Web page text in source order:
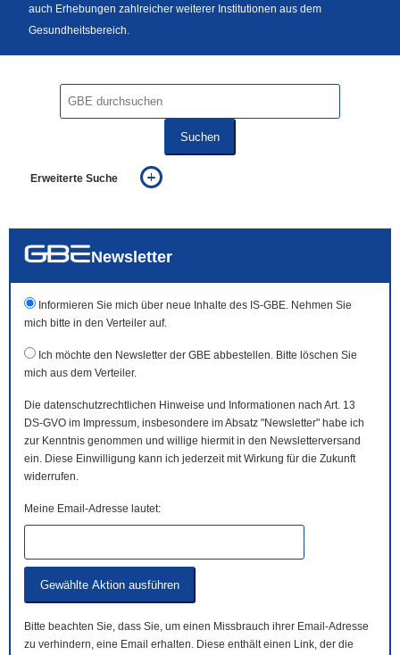
auch Erhebungen zahlreicher weiterer Institutionen aus dem
Gesundheitsbereich.
Suchen
Erweiterte Suche
auch in allen Texten suchen (Volltextsuche)
Newsletter
Informieren Sie mich über neue Inhalte des IS-GBE. Nehmen Sie
mich bitte in den Verteiler auf.
Ich möchte den Newsletter der GBE abbestellen. Bitte löschen Sie
mich aus dem Verteiler.
Die datenschutzrechtlichen Hinweise und Informationen nach Art. 13
DS-GVO im Impressum, insbesondere im Absatz "Newsletter" habe ich
zur Kenntnis genommen und willige hiermit in den Newsletterversand
ein. Diese Einwilligung kann ich jederzeit mit Wirkung für die Zukunft
widerrufen.
Meine Email-Adresse lautet:
Bitte beachten Sie, dass Sie, um einen Missbrauch ihrer Email-Adresse
zu verhindern, eine Email erhalten. Diese enthält einen Link, der die